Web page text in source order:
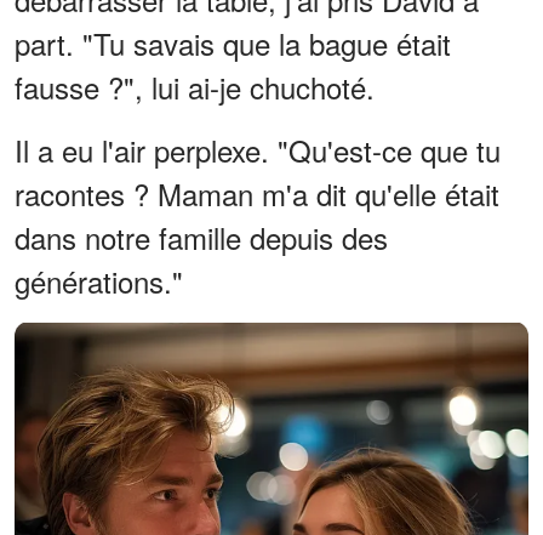
part. "Tu savais que la bague était
fausse ?", lui ai-je chuchoté.
Il a eu l'air perplexe. "Qu'est-ce que tu
racontes ? Maman m'a dit qu'elle était
dans notre famille depuis des
générations."